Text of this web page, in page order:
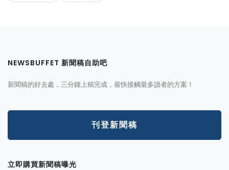
NEWSBUFFET 新聞稿自助吧
新聞稿的好去處，三分鐘上稿完成，最快接觸最多讀者的方案！
刊登新聞稿
立即購買新聞稿曝光